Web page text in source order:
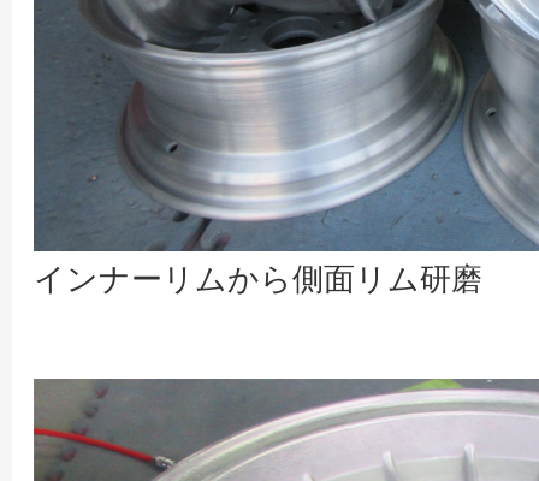
インナーリムから側面リム研磨